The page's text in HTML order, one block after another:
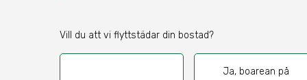
Vill du att vi flyttstädar din bostad?
Ja, boarean på